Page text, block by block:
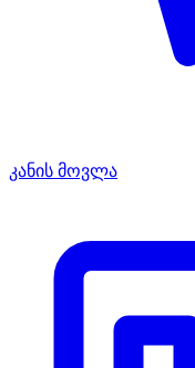
კანის მოვლა